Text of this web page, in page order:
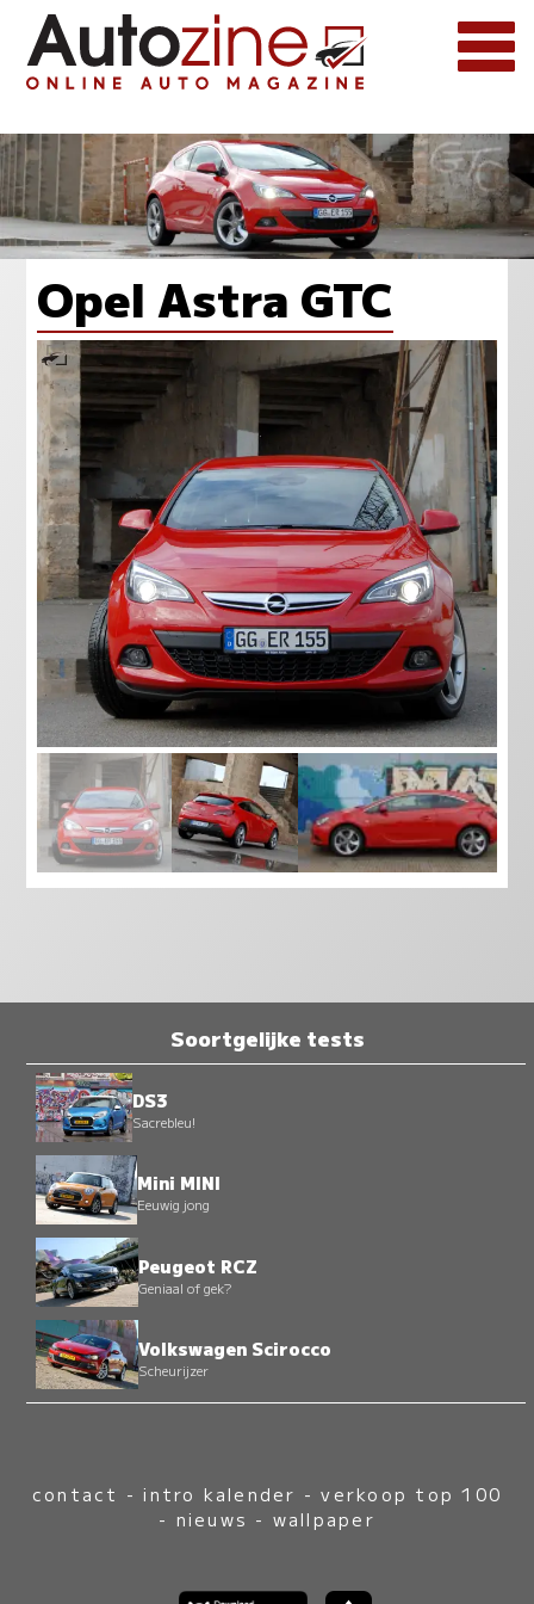
Opel Astra GTC
Soortgelijke tests
DS3
Sacrebleu!
Mini MINI
Eeuwig jong
Peugeot RCZ
Geniaal of gek?
Volkswagen Scirocco
Scheurijzer
contact -intro kalender -verkoop top 100
- nieuws - wallpaper